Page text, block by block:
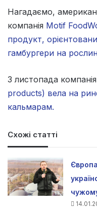
Нагадаємо,
компанія Motif
продукт,
гамбургери на
З листопада компанія
products) вела на
кальмарам.
Схожі статті